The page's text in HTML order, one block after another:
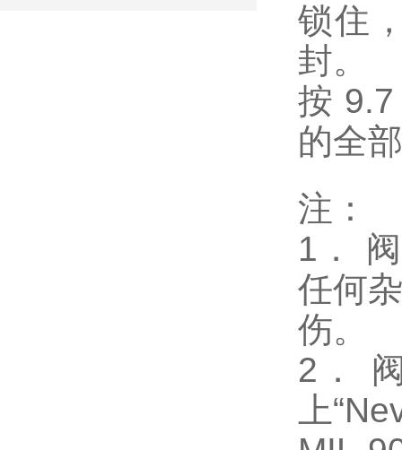
锁住
封。
按
的全
注：
1．
任何
伤。
2．
上